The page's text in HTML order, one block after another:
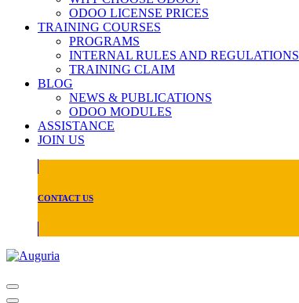
ODOO LICENSE PRICES
TRAINING COURSES
PROGRAMS
INTERNAL RULES AND REGULATIONS
TRAINING CLAIM
BLOG
NEWS & PUBLICATIONS
ODOO MODULES
ASSISTANCE
JOIN US
CONTACT US